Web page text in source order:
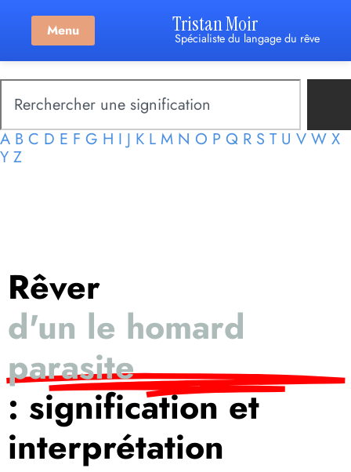
Menu Tristan Moir
Spécialiste du langage du rêve
A B C D E F G H I J K L M N O P Q R S T U V W X
Y Z
Rêver
d'un le homard
parasite
: signification et
interprétation